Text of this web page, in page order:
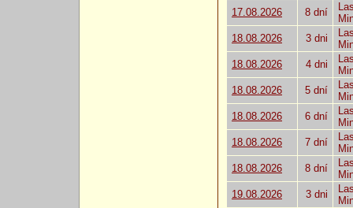
17.08.2026
8 dní
18.08.2026
3 dni
18.08.2026
4 dni
18.08.2026
5 dní
18.08.2026
6 dní
18.08.2026
7 dní
18.08.2026
8 dní
19.08.2026
3 dni